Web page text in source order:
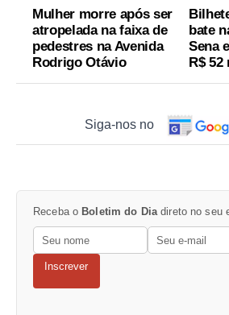
Mulher morre após ser
atropelada na faixa de
pedestres na Avenida
Rodrigo Otávio
bate
Sena
R$ 52
Siga-nos no
Receba o Boletim do Dia direto no seu
Inscrever